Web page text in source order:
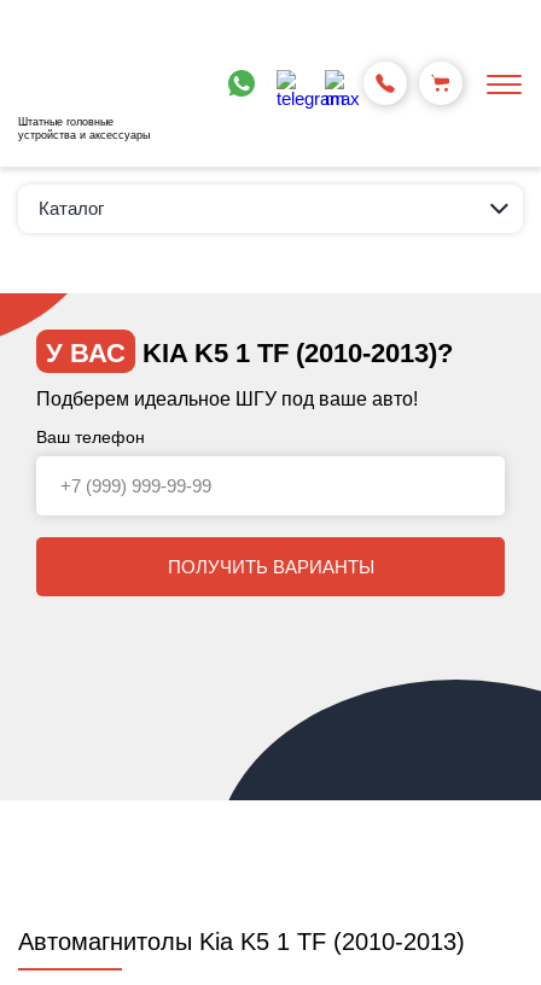
Штатные головные
устройства и аксессуары
Каталог
У ВАС KIA K5 1 TF (2010-2013)?
Подберем идеальное ШГУ под ваше авто!
Ваш телефон
ПОЛУЧИТЬ ВАРИАНТЫ
Автомагнитолы Kia K5 1 TF (2010-2013)